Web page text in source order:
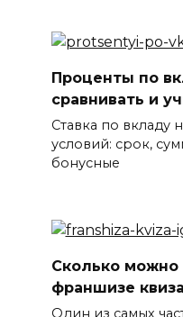
Проценты по
сравнивать и
Ставка по вкладу
условий: срок,
бонусные
Сколько можно
франшизе
Один из самых